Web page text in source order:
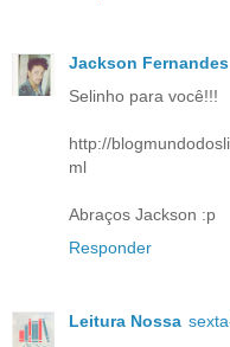
Jackson Fernandes
Selinho para você!!!
http://
ml
Abraços Jackson :p
Responder
Leitura Nossa